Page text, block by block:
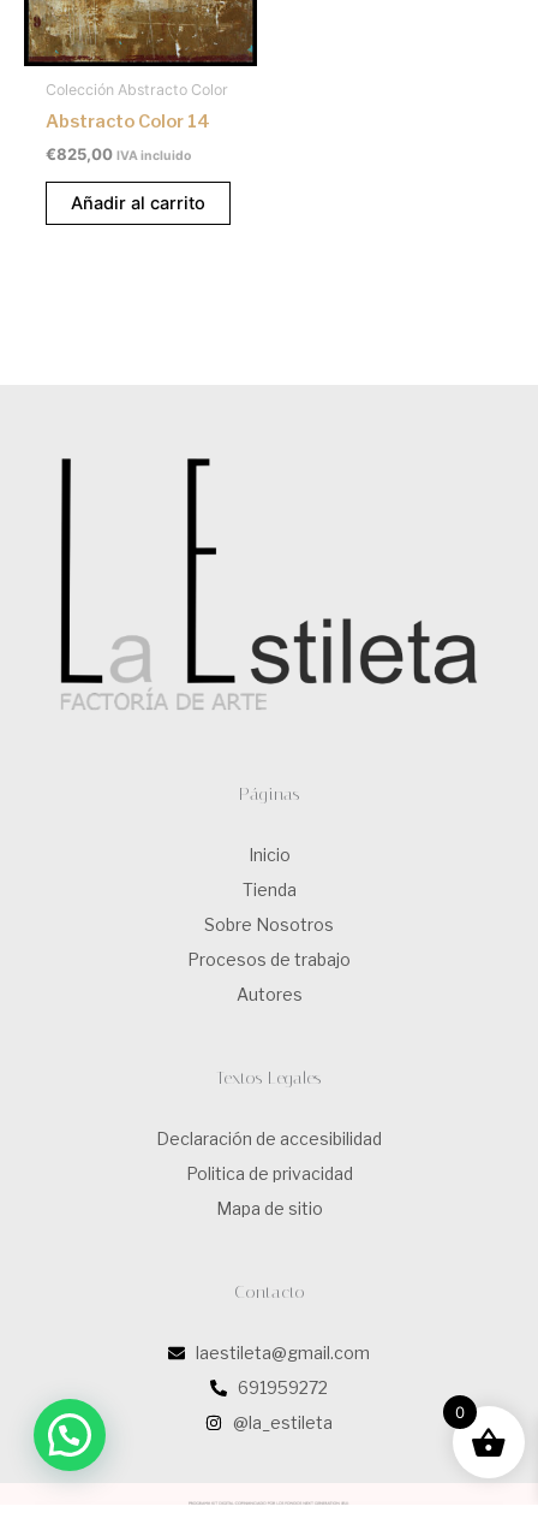
Colección Abstracto Color
Abstracto Color 14
€825,00 IVA incluido
Añadir al carrito
Páginas
Inicio
Tienda
Sobre Nosotros
Procesos de trabajo
Autores
Textos Legales
Declaración de accesibilidad
Politica de privacidad
Mapa de sitio
Contacto
laestileta@gmail.com
691959272
@la_estileta
0